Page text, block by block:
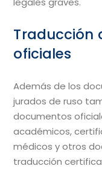
Traducción
oficiales
Además de los
jurados de ruso
documentos
académicos,
médicos y otros
traducción